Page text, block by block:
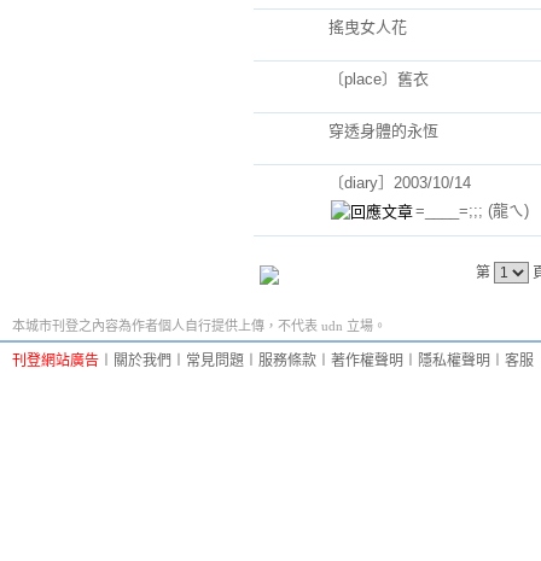
搖曳女人花
〔place〕舊衣
穿透身體的永恆
〔diary］2003/10/14
=____=;;; (龍ㄟ)
第
本城市刊登之內容為作者個人自行提供上傳，不代表 udn 立場。
刊登網站廣告 關於我們 常見問題 服務條款 著作權聲明 隱私權聲明 客服